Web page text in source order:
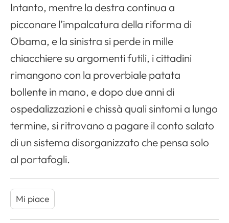
Intanto, mentre la destra continua a
picconare l’impalcatura della riforma di
Obama, e la sinistra si perde in mille
chiacchiere su argomenti futili, i cittadini
rimangono con la proverbiale patata
bollente in mano, e dopo due anni di
ospedalizzazioni e chissà quali sintomi a lungo
termine, si ritrovano a pagare il conto salato
di un sistema disorganizzato che pensa solo
al portafogli.
Mi piace